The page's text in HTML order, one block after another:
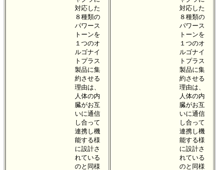
対応した
８種類の
パワース
トーンを
１つのオ
ルゴナイ
トプラス
製品に集
約させる
理由は、
人体の内
臓がお互
いに通信
し合って
連携し機
能する様
に設計さ
れている
のと同様
対応した
８種類の
パワース
トーンを
１つのオ
ルゴナイ
トプラス
製品に集
約させる
理由は、
人体の内
臓がお互
いに通信
し合って
連携し機
能する様
に設計さ
れている
のと同様